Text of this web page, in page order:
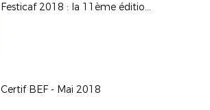
Festicaf 2018 : la 11ème édition du rassemblement des écoles féminines de football
Certif BEF - Mai 2018